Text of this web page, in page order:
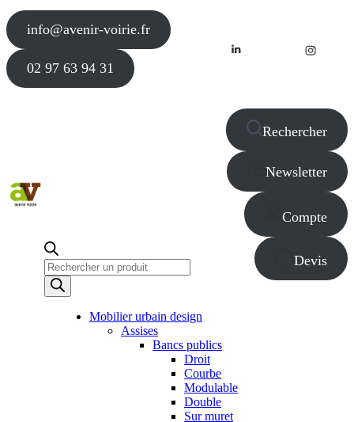
info@avenir-voirie.fr
02 97 63 94 31
Recherche
de
produits
Rechercher
Newsletter
Compte
Devis
Mobilier urbain design
Assises
Bancs publics
Droit
Courbe
Modulable
Double
Sur muret